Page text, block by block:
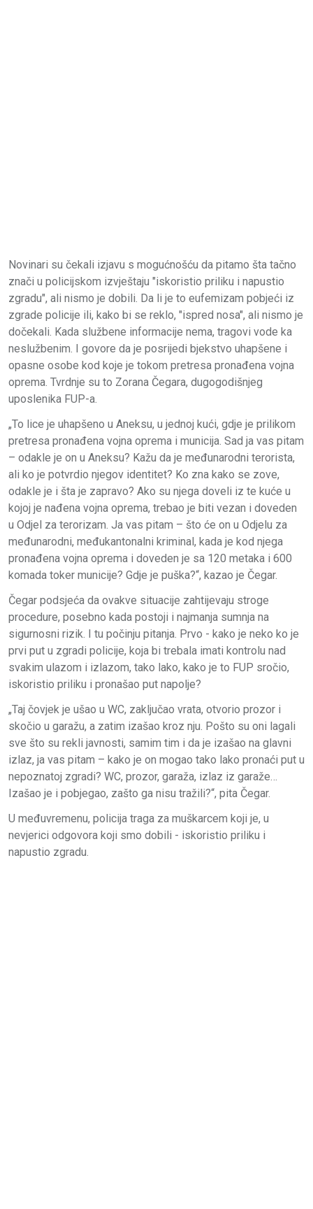
Novinari su čekali izjavu s mogućnošću da pitamo šta tačno
znači u policijskom izvještaju "iskoristio priliku i napustio
zgradu", ali nismo je dobili. Da li je to eufemizam pobjeći iz
zgrade policije ili, kako bi se reklo, "ispred nosa", ali nismo je
dočekali. Kada službene informacije nema, tragovi vode ka
neslužbenim. I govore da je posrijedi bjekstvo uhapšene i
opasne osobe kod koje je tokom pretresa pronađena vojna
oprema. Tvrdnje su to Zorana Čegara, dugogodišnjeg
uposlenika FUP-a.
„To lice je uhapšeno u Aneksu, u jednoj kući, gdje je prilikom
pretresa pronađena vojna oprema i municija. Sad ja vas pitam
– odakle je on u Aneksu? Kažu da je međunarodni terorista,
ali ko je potvrdio njegov identitet? Ko zna kako se zove,
odakle je i šta je zapravo? Ako su njega doveli iz te kuće u
kojoj je nađena vojna oprema, trebao je biti vezan i doveden
u Odjel za terorizam. Ja vas pitam – što će on u Odjelu za
međunarodni, međukantonalni kriminal, kada je kod njega
pronađena vojna oprema i doveden je sa 120 metaka i 600
komada toker municije? Gdje je puška?“, kazao je Čegar.
Čegar podsjeća da ovakve situacije zahtijevaju stroge
procedure, posebno kada postoji i najmanja sumnja na
sigurnosni rizik. I tu počinju pitanja. Prvo - kako je neko ko je
prvi put u zgradi policije, koja bi trebala imati kontrolu nad
svakim ulazom i izlazom, tako lako, kako je to FUP sročio,
iskoristio priliku i pronašao put napolje?
„Taj čovjek je ušao u WC, zaključao vrata, otvorio prozor i
skočio u garažu, a zatim izašao kroz nju. Pošto su oni lagali
sve što su rekli javnosti, samim tim i da je izašao na glavni
izlaz, ja vas pitam – kako je on mogao tako lako pronaći put u
nepoznatoj zgradi? WC, prozor, garaža, izlaz iz garaže…
Izašao je i pobjegao, zašto ga nisu tražili?“, pita Čegar.
U međuvremenu, policija traga za muškarcem koji je, u
nevjerici odgovora koji smo dobili - iskoristio priliku i
napustio zgradu.